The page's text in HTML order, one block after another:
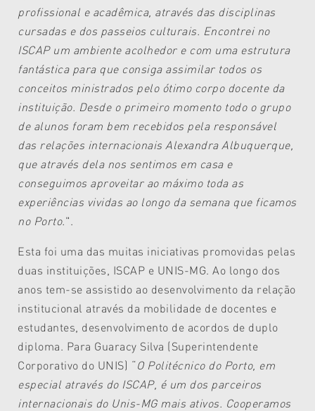
profissional e acadêmica, através das disciplinas
cursadas e dos passeios culturais. Encontrei no
ISCAP um ambiente acolhedor e com uma estrutura
fantástica para que consiga assimilar todos os
conceitos ministrados pelo ótimo corpo docente da
instituição. Desde o primeiro momento todo o grupo
de alunos foram bem recebidos pela responsável
das relações internacionais Alexandra Albuquerque,
que através dela nos sentimos em casa e
conseguimos aproveitar ao máximo toda as
experiências vividas ao longo da semana que ficamos
no Porto.".
Esta foi uma das muitas iniciativas promovidas pelas
duas instituições, ISCAP e UNIS-MG. Ao longo dos
anos tem-se assistido ao desenvolvimento da relação
institucional através da mobilidade de docentes e
estudantes, desenvolvimento de acordos de duplo
diploma. Para Guaracy Silva (Superintendente
Corporativo do UNIS) “O Politécnico do Porto, em
especial através do ISCAP, é um dos parceiros
internacionais do Unis-MG mais ativos. Cooperamos